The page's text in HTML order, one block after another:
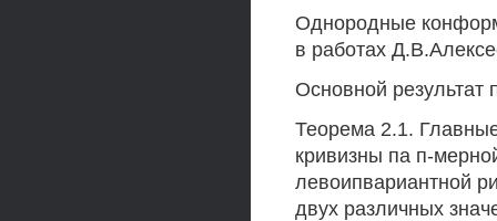
Однородные
в работах
Основной результат
Теорема 2.1.
кривизны па п-
левоипвариантной
двух различных